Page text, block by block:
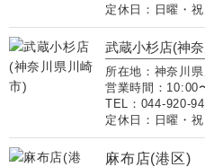
定休日：日曜・祝
武蔵小杉店(神
所在地：神奈川
営業時間：10:00
TEL：044-920-
定休日：日曜・祝
麻布店(港区)